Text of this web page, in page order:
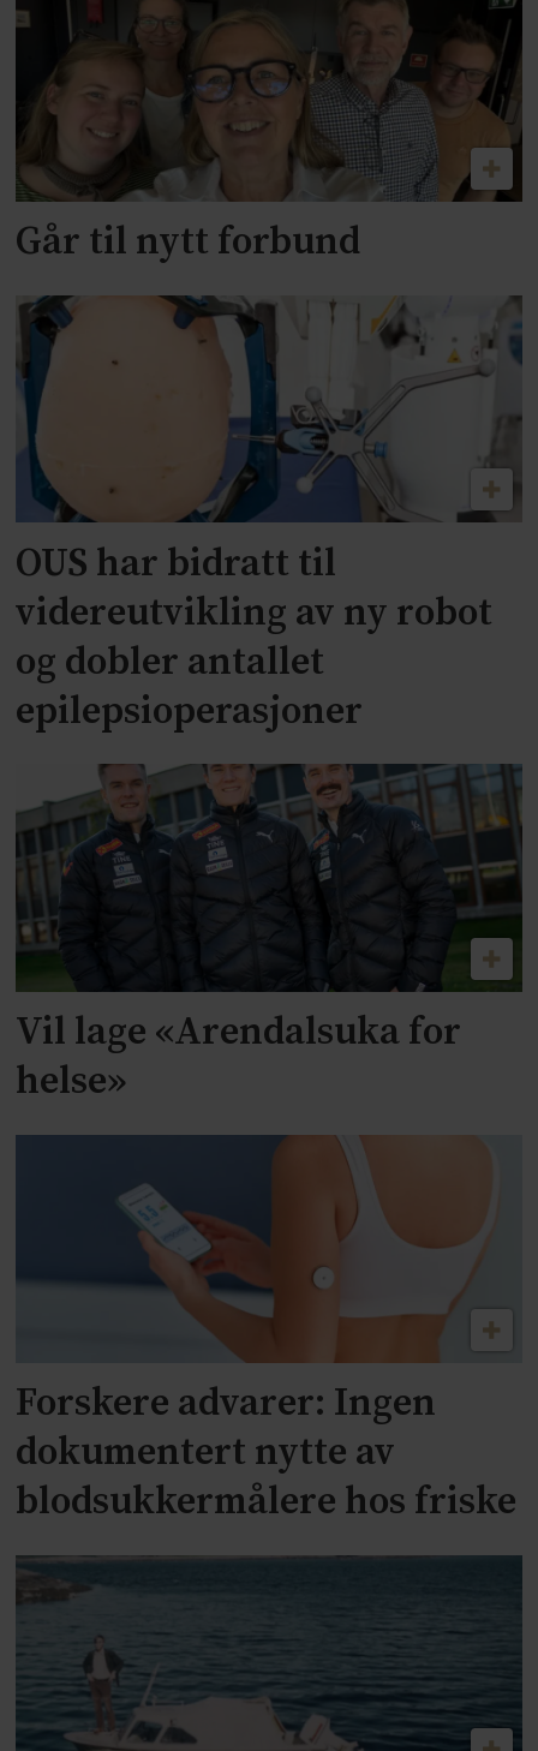
Går til nytt forbund
OUS har bidratt til
videreutvikling av ny robot
og dobler antallet
epilepsioperasjoner
Vil lage «Arendalsuka for
helse»
Forskere advarer: Ingen
dokumentert nytte av
blodsukkermålere hos friske